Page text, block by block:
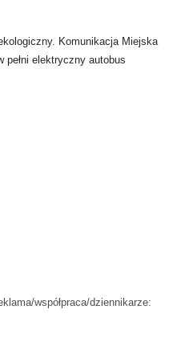
Komunikacja Miejska
pełni elektryczny autobus
współpraca/dziennikarze: